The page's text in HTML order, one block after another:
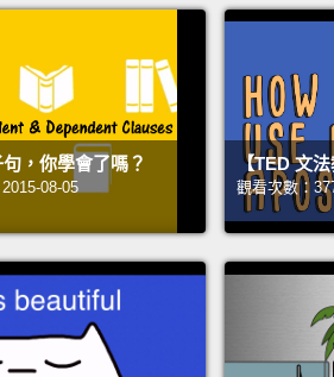
，你學會了嗎？
08-05
【TED 文
觀看次數：